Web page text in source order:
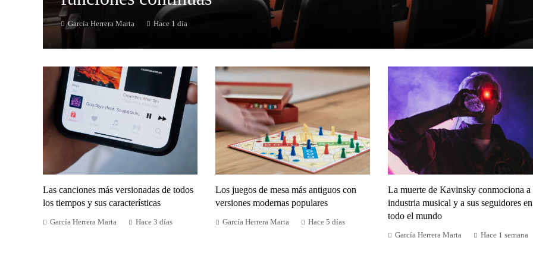
García Herrera Marta Hace 1 día
Las canciones más versionadas de todos
los tiempos y sus características
García Herrera Marta Hace 3 días
Los juegos de mesa más antiguos con
versiones modernas populares
García Herrera Marta Hace 5 días
La muerte de Kavinsky conmociona a
industria musical y a sus seguidores en
todo el mundo
García Herrera Marta Hace 1 semana